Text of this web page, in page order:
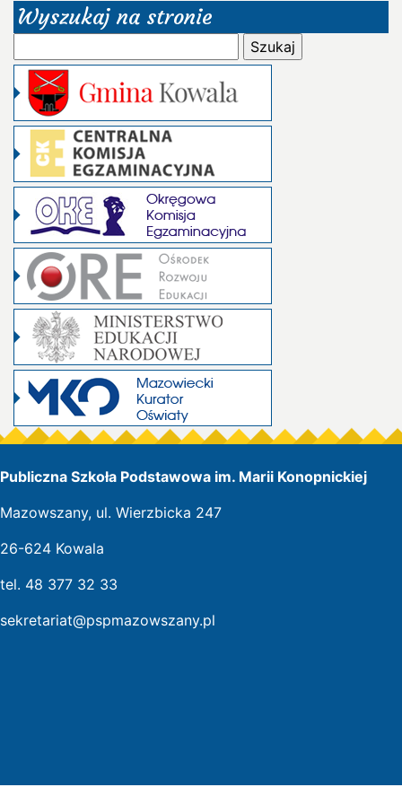
Wyszukaj na stronie
Publiczna Szkoła Podstawowa im. Marii Konopnickiej
Mazowszany, ul. Wierzbicka 247
26-624 Kowala
tel. 48 377 32 33
sekretariat@pspmazowszany.pl